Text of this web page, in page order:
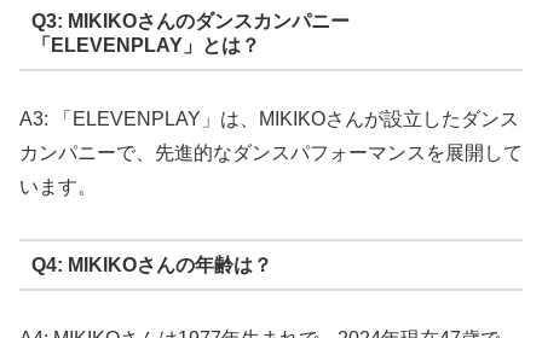
Q3: MIKIKOさんのダンスカンパニー
「ELEVENPLAY」とは？
A3: 「ELEVENPLAY」は、MIKIKOさんが設立したダンス
カンパニーで、先進的なダンスパフォーマンスを展開して
います。
Q4: MIKIKOさんの年齢は？